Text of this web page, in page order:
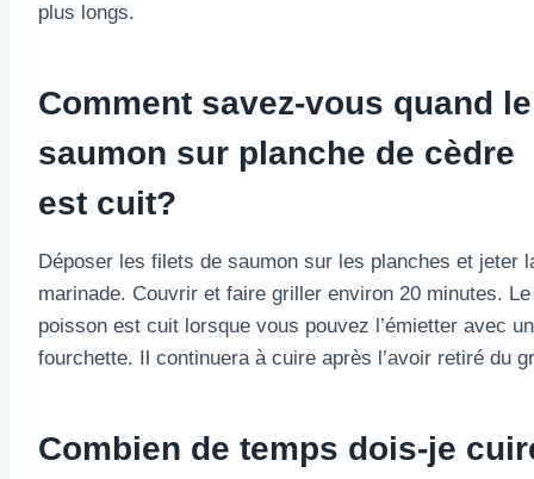
plus longs.
Comment savez-vous quand le
saumon sur planche de cèdre
est cuit?
Déposer les filets de saumon sur les planches et jeter
marinade. Couvrir et faire griller environ 20 minutes. Le
poisson est cuit lorsque vous pouvez l’émietter avec
fourchette. Il continuera à cuire après l’avoir retiré du
Combien de temps dois-je